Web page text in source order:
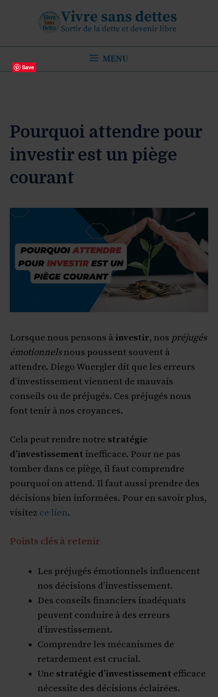
MENU
Pourquoi attendre pour
investir est un piège
courant
Lorsque nous pensons à investir, nos préjugés
émotionnelsnous poussent souvent à
attendre. Diego Wuergler dit que les erreurs
d’investissement viennent de mauvais
conseils ou de préjugés. Ces préjugés nous
font tenir à nos croyances.
Cela peut rendre notre stratégie
d’investissement inefficace. Pour ne pas
tomber dans ce piège, il faut comprendre
pourquoi on attend. Il faut aussi prendre des
décisions bien informées. Pour en savoir plus,
visitez ce lien.
Points clés à retenir
Les préjugés émotionnels influencent
nos décisions d’investissement.
Des conseils financiers inadéquats
peuvent conduire à des erreurs
d’investissement.
Comprendre les mécanismes de
retardement est crucial.
Une stratégie d’investissement efficace
nécessite des décisions éclairées.
Save